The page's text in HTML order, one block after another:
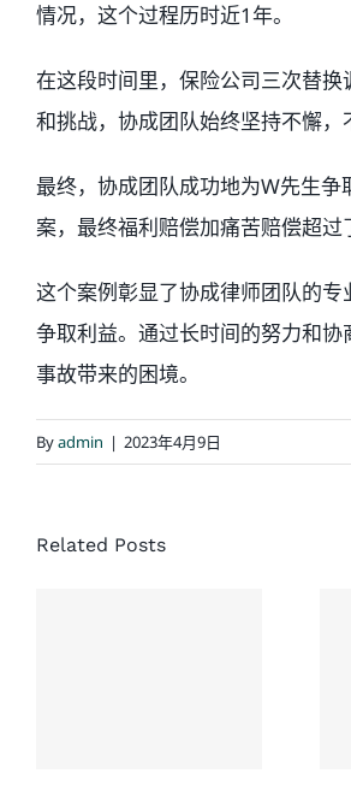
情况，这个过程历时近1年。
在这段时间里，保险公司三次替
和挑战，协成团队始终坚持不懈，
最终，协成团队成功地为W先生
案，最终福利赔偿加痛苦赔偿超过
这个案例彰显了协成律师团队的
争取利益。通过长时间的努力和
事故带来的困境。
Byadmin | 2023年4月9日
Related Posts